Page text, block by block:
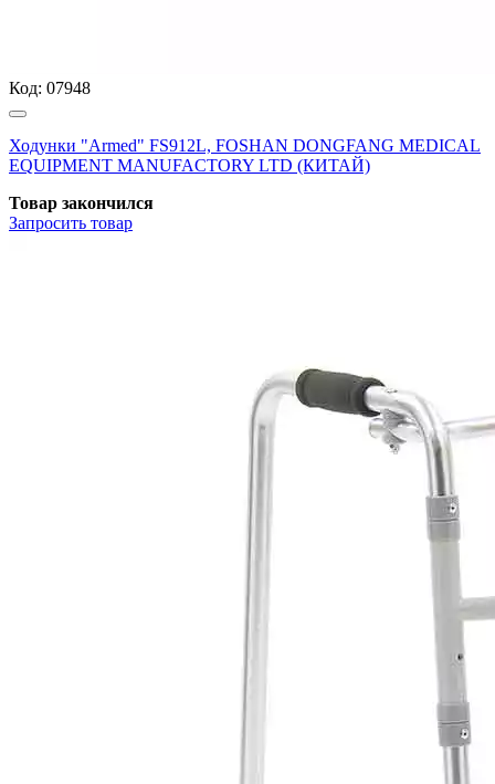
Код: 07948
Ходунки "Armed" FS912L, FOSHAN DONGFANG MEDICAL
EQUIPMENT MANUFACTORY LTD (КИТАЙ)
Товар закончился
Запросить товар